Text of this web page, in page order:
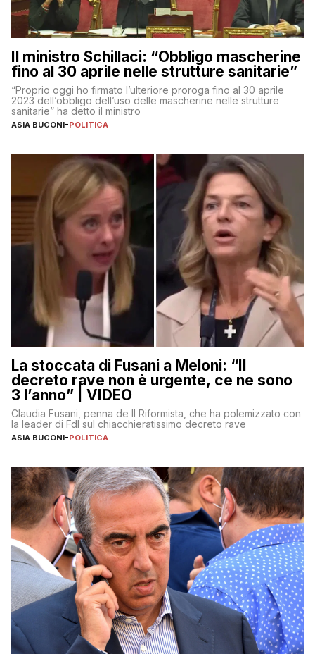
Il ministro Schillaci: “Obbligo mascherine
fino al 30 aprile nelle strutture sanitarie”
“Proprio oggi ho firmato l’ulteriore proroga fino al 30 aprile
2023 dell’obbligo dell’uso delle mascherine nelle strutture
sanitarie” ha detto il ministro
ASIA BUCONI-POLITICA
La stoccata di Fusani a Meloni: “Il
decreto rave non è urgente, ce ne sono
3 l’anno” | VIDEO
Claudia Fusani, penna de Il Riformista, che ha polemizzato con
la leader di FdI sul chiacchieratissimo decreto rave
ASIA BUCONI-POLITICA